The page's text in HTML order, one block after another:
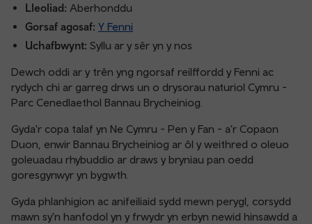
Lleoliad: Aberhonddu
Gorsaf agosaf: Y Fenni
Uchafbwynt: Syllu ar y sêr yn y nos
Dewch oddi ar y trên yng ngorsaf reilffordd y Fenni ac
rydych chi ar garreg drws un o drysorau naturiol Cymru -
Parc Cenedlaethol Bannau Brycheiniog.
Gyda'r copa talaf yn Ne Cymru - Pen y Fan - a'r Copaon
Duon, enwir Bannau Brycheiniog ar ôl y weithred o oleuo
goleuadau rhybuddio ar draws y bryniau pan oedd
goresgynwyr yn bygwth.
Gyda phlanhigion ac anifeiliaid sydd mewn perygl, corsydd
mawn sy'n hanfodol yn y frwydr yn erbyn newid hinsawdd a